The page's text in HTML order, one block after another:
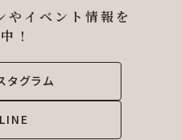
やイベント情報を
！
タグラム